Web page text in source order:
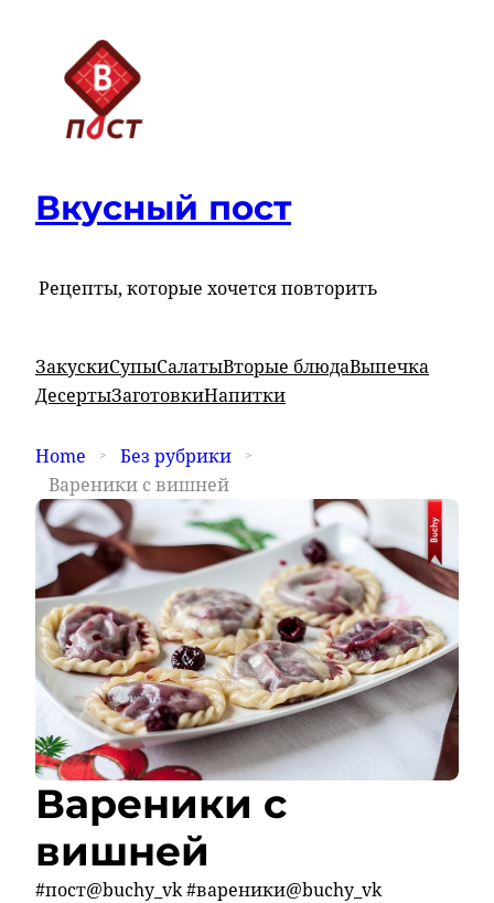
Вкусный пост
Рецепты, которые хочется повторить
ЗакускиСупыСалатыВторые блюдаВыпечка
ДесертыЗаготовкиНапитки
Home
Без рубрики
Вареники с вишней
Вареники с
вишней
#пост@buchy_vk #вареники@buchy_vk